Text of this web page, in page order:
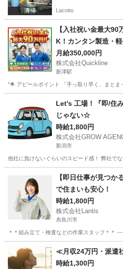
Lacotto
【入社祝い金最大
K！カンタン製造・
🏠
月給350,000円
株式会社Quickline
新津駅
"🌟 アピールポイント 「手っ取り早く、まと
新津駅 工場 時給
Let's 工場！『即/住
じゃない☆
時給1,800円
株式会社GROW
新潟市
他社に負けないぐらいのスピード感！ 弊社で
工場 時給
【即日仕事が見つ
で住まいも安心！
時給1,800円
株式会社Lantis
糸魚川市
＊＊組み立て・検査などの作業スタッフ＊＊
新潟 糸魚川市 工場 スタッフ
≪月収24万円・派遣
時給1,300円